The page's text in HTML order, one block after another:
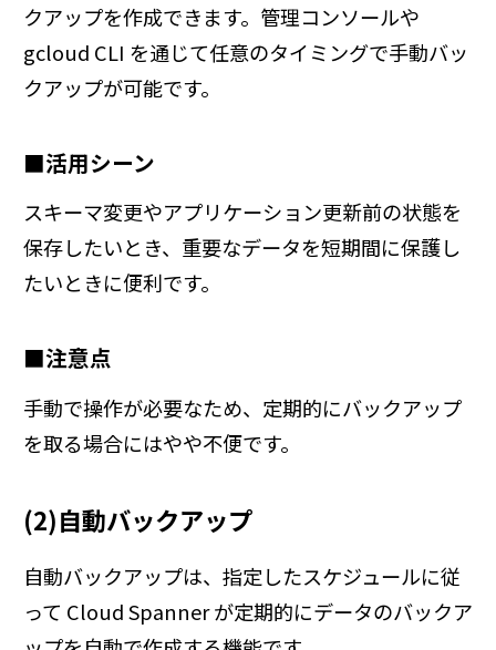
クアップを作成できます。管理コンソールや
gcloud CLI を通じて任意のタイミングで手動バッ
クアップが可能です。
■活用シーン
スキーマ変更やアプリケーション更新前の状態を
保存したいとき、重要なデータを短期間に保護し
たいときに便利です。
■注意点
手動で操作が必要なため、定期的にバックアップ
を取る場合にはやや不便です。
(2)自動バックアップ
自動バックアップは、指定したスケジュールに従
って Cloud Spanner が定期的にデータのバックア